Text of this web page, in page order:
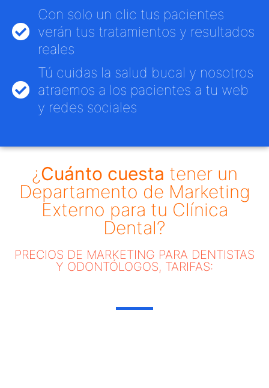
Con solo un clic tus pacientes
verán tus tratamientos y resultados
reales
Tú cuidas la salud bucal y nosotros
atraemos a los pacientes a tu web
y redes sociales
¿Cuánto cuesta tener un
Departamento de Marketing
Externo para tu Clínica
Dental?
PRECIOS DE MARKETING PARA DENTISTAS
Y ODONTÓLOGOS, TARIFAS: